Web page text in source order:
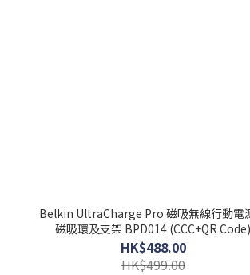
Belkin UltraCharge Pro 磁吸無線行動電
磁吸環及支架 BPD014 (CCC+QR Code)
HK$488.00
HK$499.00